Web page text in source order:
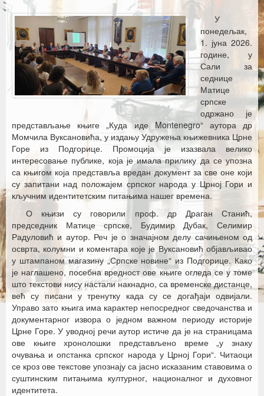
Летопис Матице српске
Гласник Матице српске
Е–издања
Вести
У
понедељак,
1. јуна 2026.
године, у
Сали за
седнице
Матице
српске
одржано је
представљање књиге „Куда иде Montenegro“ аутора др
Момчила Вуксановића, у издању Удружења књижевника Црне
Горе из Подгорице. Промоција је изазвала велико
интересовање публике, која је имала прилику да се упозна
са књигом која представља вредан документ за све оне који
су запитани над положајем српског народа у Црној Гори и
кључним идентитетским питањима нашег времена.
О књизи су говорили проф. др Драган Станић,
председник Матице српске, Будимир Дубак, Селимир
Радуловић и аутор. Реч је о значајном делу сачињеном од
осврта, колумни и коментара које је Вуксановић објављивао
у штампаном магазину „Српске новине“ из Подгорице. Како
је наглашено, посебна вредност ове књиге огледа се у томе
што текстови нису настали накнадно, са временске дистанце,
већ су писани у тренутку када су се догађаји одвијали.
Управо зато књига има карактер непосредног сведочанства и
документарног извора о једном важном периоду историје
Црне Горе. У уводној речи аутор истиче да је на страницама
ове књиге хронолошки представљено време „у знаку
очувања и опстанка српског народа у Црној Гори“. Читаоци
се кроз ове текстове упознају са јасно исказаним ставовима о
суштинским питањима културног, националног и духовног
идентитета.